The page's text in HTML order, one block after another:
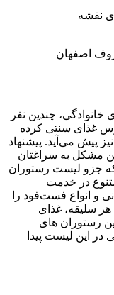
نقشه
اصفهان
خانوادگی، چندین نفر
غذای سنتی کرده
پیش می‌آید. پیشنهاد
مشکل به سراغتان
که جزو لیست رستوران
در خدمت
و انواع فست‌فود را
سلیقه‌، غذای
رستوران های
در این لیست پیدا